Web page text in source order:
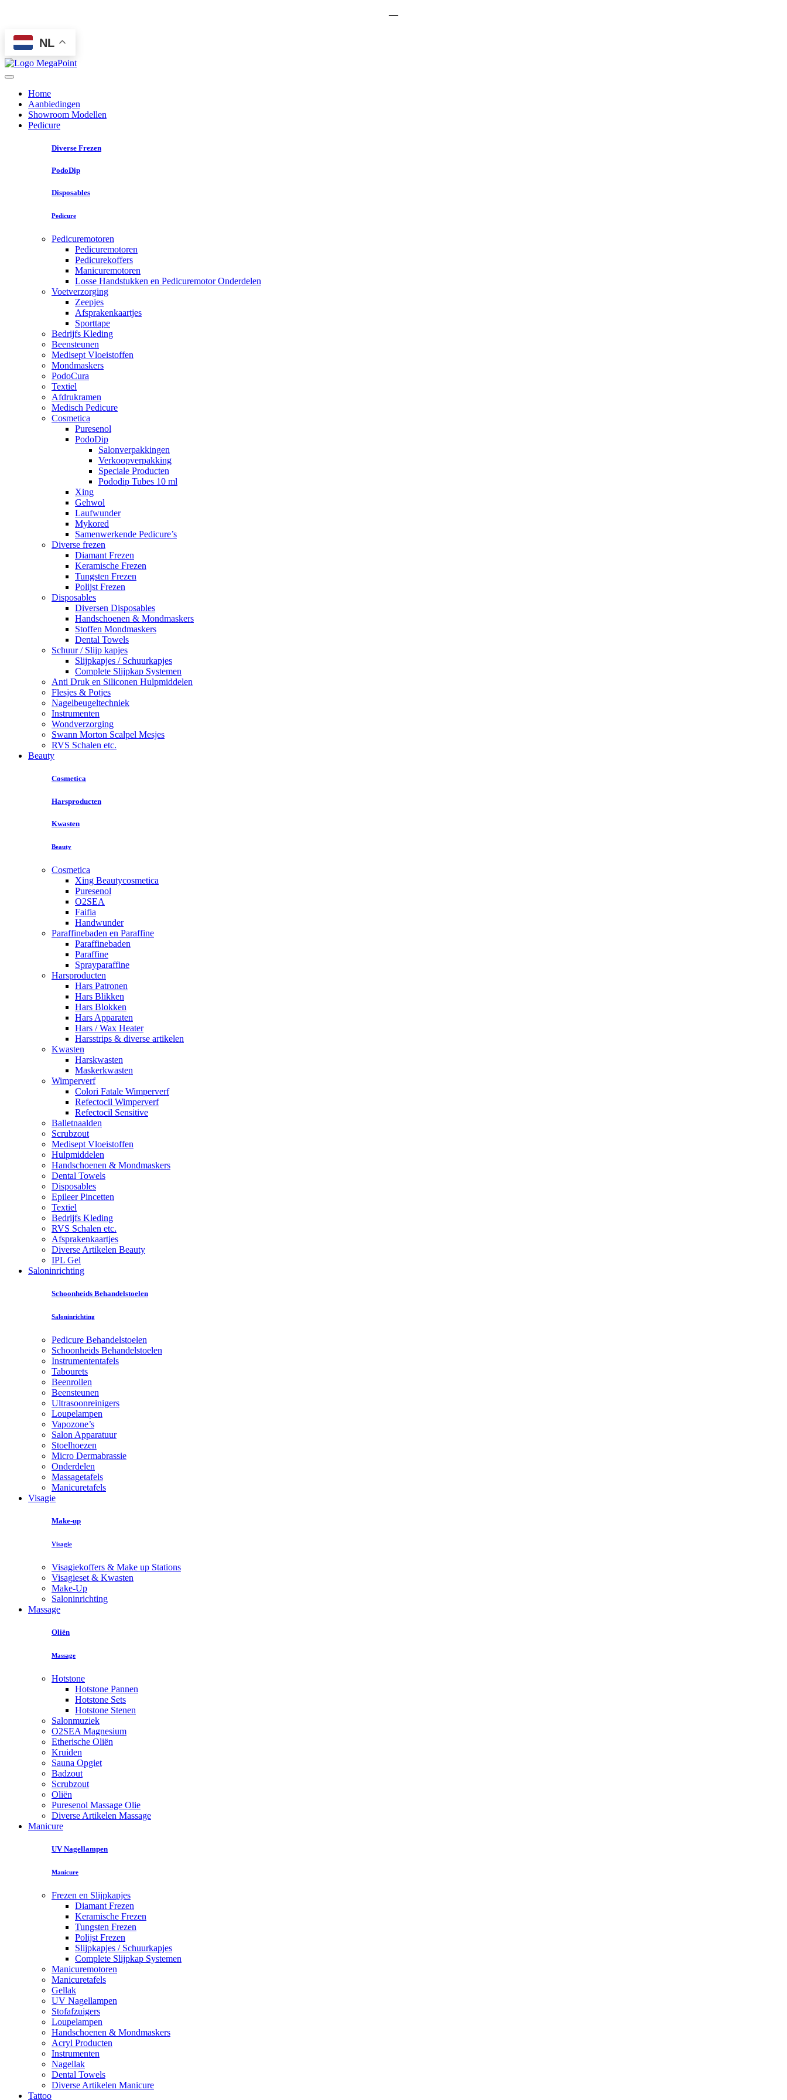
—
NL
Home
Aanbiedingen
Showroom Modellen
Pedicure
Diverse Frezen
PodoDip
Disposables
Pedicure
Pedicuremotoren
Pedicuremotoren
Pedicurekoffers
Manicuremotoren
Losse Handstukken en Pedicuremotor Onderdelen
Voetverzorging
Zeepjes
Afsprakenkaartjes
Sporttape
Bedrijfs Kleding
Beensteunen
Medisept Vloeistoffen
Mondmaskers
PodoCura
Textiel
Afdrukramen
Medisch Pedicure
Cosmetica
Puresenol
PodoDip
Salonverpakkingen
Verkoopverpakking
Speciale Producten
Pododip Tubes 10 ml
Xing
Gehwol
Laufwunder
Mykored
Samenwerkende Pedicure’s
Diverse frezen
Diamant Frezen
Keramische Frezen
Tungsten Frezen
Polijst Frezen
Disposables
Diversen Disposables
Handschoenen & Mondmaskers
Stoffen Mondmaskers
Dental Towels
Schuur / Slijp kapjes
Slijpkapjes / Schuurkapjes
Complete Slijpkap Systemen
Anti Druk en Siliconen Hulpmiddelen
Flesjes & Potjes
Nagelbeugeltechniek
Instrumenten
Wondverzorging
Swann Morton Scalpel Mesjes
RVS Schalen etc.
Beauty
Cosmetica
Harsproducten
Kwasten
Beauty
Cosmetica
Xing Beautycosmetica
Puresenol
O2SEA
Faifia
Handwunder
Paraffinebaden en Paraffine
Paraffinebaden
Paraffine
Sprayparaffine
Harsproducten
Hars Patronen
Hars Blikken
Hars Blokken
Hars Apparaten
Hars / Wax Heater
Harsstrips & diverse artikelen
Kwasten
Harskwasten
Maskerkwasten
Wimperverf
Colori Fatale Wimperverf
Refectocil Wimperverf
Refectocil Sensitive
Balletnaalden
Scrubzout
Medisept Vloeistoffen
Hulpmiddelen
Handschoenen & Mondmaskers
Dental Towels
Disposables
Epileer Pincetten
Textiel
Bedrijfs Kleding
RVS Schalen etc.
Afsprakenkaartjes
Diverse Artikelen Beauty
IPL Gel
Saloninrichting
Schoonheids Behandelstoelen
Saloninrichting
Pedicure Behandelstoelen
Schoonheids Behandelstoelen
Instrumententafels
Tabourets
Beenrollen
Beensteunen
Ultrasoonreinigers
Loupelampen
Vapozone’s
Salon Apparatuur
Stoelhoezen
Micro Dermabrassie
Onderdelen
Massagetafels
Manicuretafels
Visagie
Make-up
Visagie
Visagiekoffers & Make up Stations
Visagieset & Kwasten
Make-Up
Saloninrichting
Massage
Oliën
Massage
Hotstone
Hotstone Pannen
Hotstone Sets
Hotstone Stenen
Salonmuziek
O2SEA Magnesium
Etherische Oliën
Kruiden
Sauna Opgiet
Badzout
Scrubzout
Oliën
Puresenol Massage Olie
Diverse Artikelen Massage
Manicure
UV Nagellampen
Manicure
Frezen en Slijpkapjes
Diamant Frezen
Keramische Frezen
Tungsten Frezen
Polijst Frezen
Slijpkapjes / Schuurkapjes
Complete Slijpkap Systemen
Manicuremotoren
Manicuretafels
Gellak
UV Nagellampen
Stofafzuigers
Loupelampen
Handschoenen & Mondmaskers
Acryl Producten
Instrumenten
Nagellak
Dental Towels
Diverse Artikelen Manicure
Tattoo